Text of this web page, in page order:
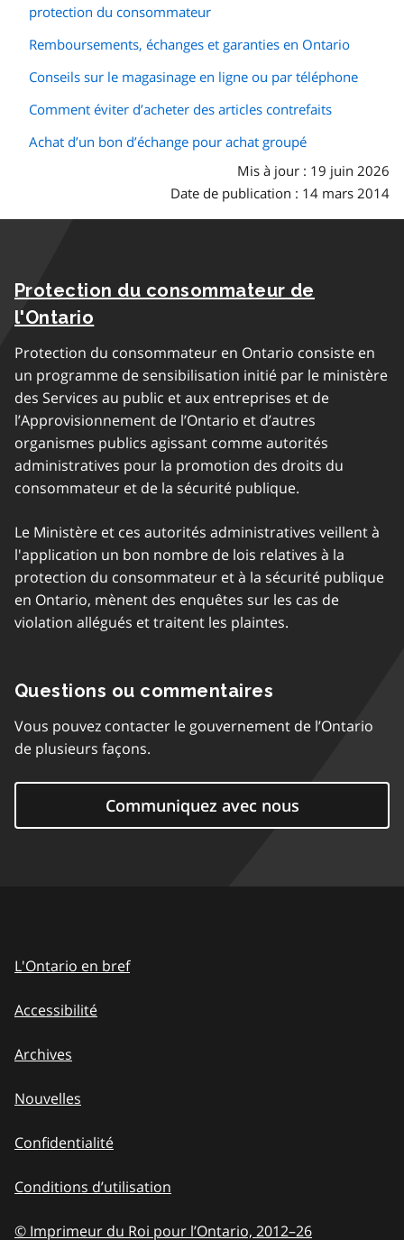
protection du consommateur
Remboursements, échanges et garanties en Ontario
Conseils sur le magasinage en ligne ou par téléphone
Comment éviter d’acheter des articles contrefaits
Achat d’un bon d’échange pour achat groupé
Mis à jour : 19 juin 2026
Date de publication : 14 mars 2014
Protection du consommateur de
l'Ontario
Protection du consommateur en Ontario consiste en
un programme de sensibilisation initié par le ministère
des Services au public et aux entreprises et de
l’Approvisionnement de l’Ontario et d’autres
organismes publics agissant comme autorités
administratives pour la promotion des droits du
consommateur et de la sécurité publique.
Le Ministère et ces autorités administratives veillent à
l'application un bon nombre de lois relatives à la
protection du consommateur et à la sécurité publique
en Ontario, mènent des enquêtes sur les cas de
violation allégués et traitent les plaintes.
Questions ou commentaires
Vous pouvez contacter le gouvernement de l’Ontario
de plusieurs façons.
Communiquez avec nous
L'Ontario en bref
Accessibilité
Archives
Nouvelles
Confidentialité
Conditions d’utilisation
© Imprimeur du Roi pour l’Ontario, 2012–to
26